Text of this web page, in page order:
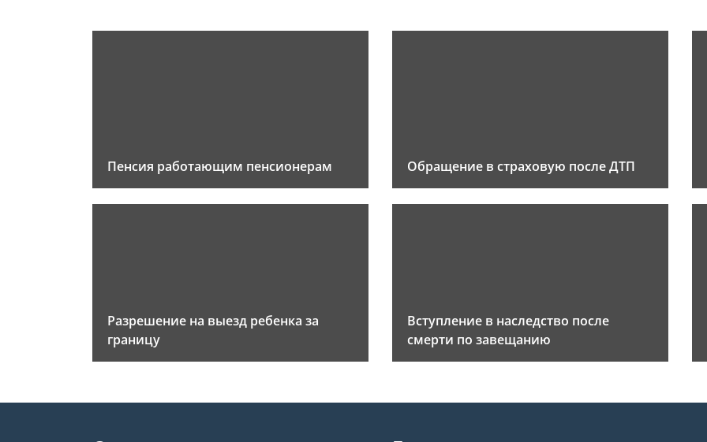
Пенсия работающим пенсионерам Обращение в страховую после ДТП
Разрешение на выезд ребенка за
границу
Вступление в наследство после
смерти по завещанию